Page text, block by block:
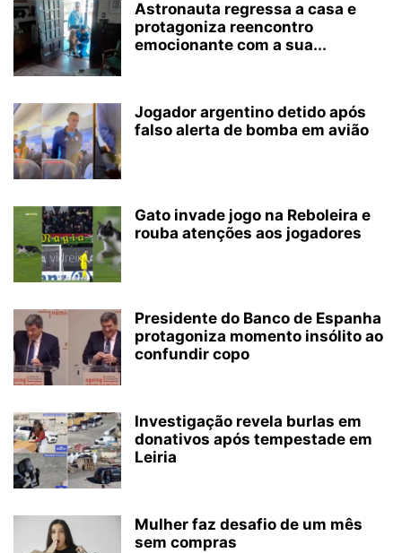
Astronauta regressa a casa e
protagoniza reencontro
emocionante com a sua...
Jogador argentino detido após
falso alerta de bomba em avião
Gato invade jogo na Reboleira e
rouba atenções aos jogadores
Presidente do Banco de Espanha
protagoniza momento insólito ao
confundir copo
Investigação revela burlas em
donativos após tempestade em
Leiria
Mulher faz desafio de um mês
sem compras